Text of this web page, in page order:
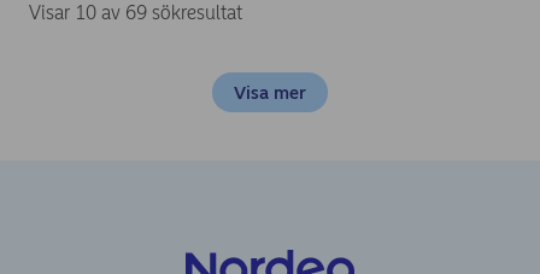
Visar 10 av 69 sökresultat
Visa mer